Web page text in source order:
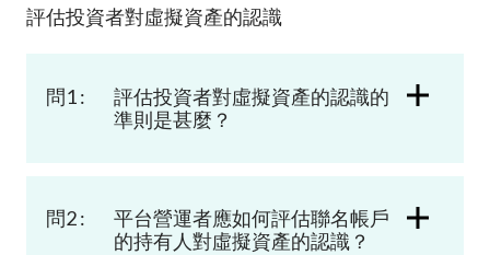
新聞稿及公布
加入本會
評估投資者對虛擬資產的認識
問1 :
評估投資者對虛擬資產的認識的
準則是甚麼？
問2 :
平台營運者應如何評估聯名帳戶
的持有人對虛擬資產的認識？